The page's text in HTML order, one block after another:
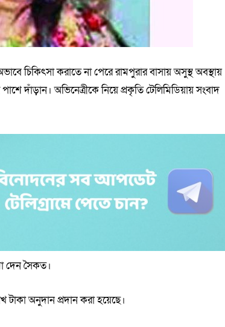
চিকিৎসা করাতে না পেরে রামপুরার বাসায় অসুস্থ অবস্থায়
দাঁড়ান। অভিনেত্রীকে নিয়ে প্রকৃতি টেলিমিডিয়ায় সংবাদ
দেন সৈকত।
টাকা অনুদান প্রদান করা হয়েছে।